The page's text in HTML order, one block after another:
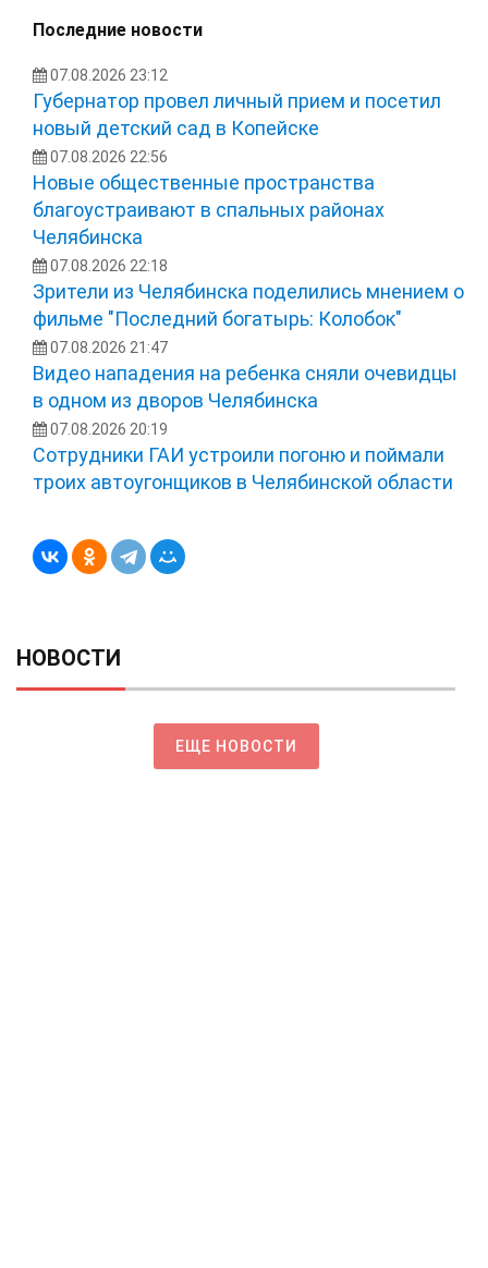
Последние новости
07.08.2026 23:12
Губернатор провел личный прием и посетил
новый детский сад в Копейске
07.08.2026 22:56
Новые общественные пространства
благоустраивают в спальных районах
Челябинска
07.08.2026 22:18
Зрители из Челябинска поделились мнением о
фильме "Последний богатырь: Колобок"
07.08.2026 21:47
Видео нападения на ребенка сняли очевидцы
в одном из дворов Челябинска
07.08.2026 20:19
Сотрудники ГАИ устроили погоню и поймали
троих автоугонщиков в Челябинской области
НОВОСТИ
ЕЩЕ НОВОСТИ